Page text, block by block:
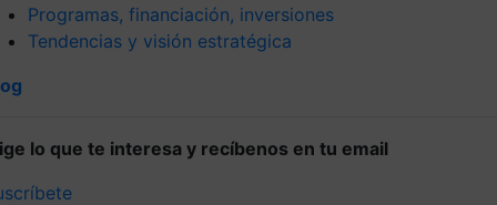
Programas, financiación, inversiones
Tendencias y visión estratégica
lo que te interesa y recíbenos en tu email